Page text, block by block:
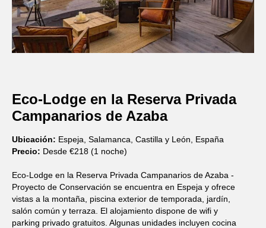
Eco-Lodge en la Reserva Privada
Campanarios de Azaba
Ubicación: Espeja, Salamanca, Castilla y León, España
Precio: Desde €218 (1 noche)
Eco-Lodge en la Reserva Privada Campanarios de Azaba -
Proyecto de Conservación se encuentra en Espeja y ofrece
vistas a la montaña, piscina exterior de temporada, jardín,
salón común y terraza. El alojamiento dispone de wifi y
parking privado gratuitos. Algunas unidades incluyen cocina